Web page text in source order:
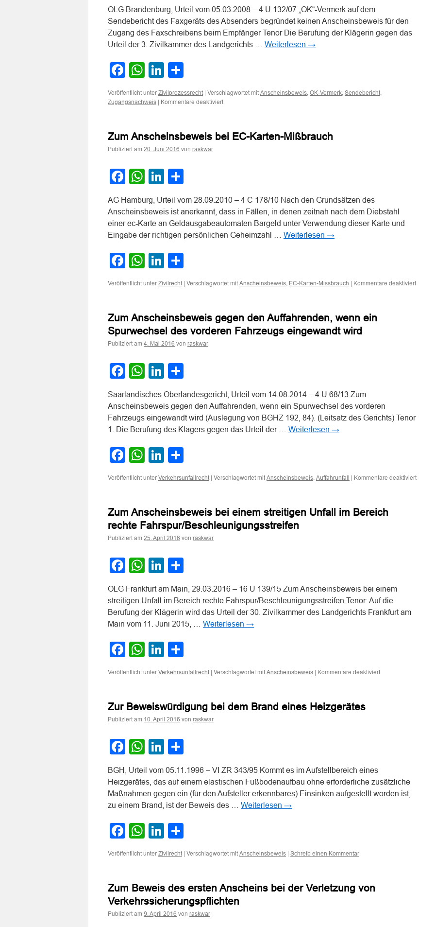
OLG Brandenburg, Urteil vom 05.03.2008 – 4 U 132/07 „OK“-Vermerk auf dem
Sendebericht des Faxgeräts des Absenders begründet keinen Anscheinsbeweis für den
Zugang des Faxschreibens beim Empfänger Tenor Die Berufung der Klägerin gegen das
Urteil der 3. Zivilkammer des Landgerichts … Weiterlesen →
Facebook
WhatsApp
LinkedIn
Veröffentlicht unter Zivilprozessrecht | Verschlagwortet mit Anscheinsbeweis, OK-Vermerk, Sendebericht,
Zugangsnachweis | Kommentare deaktiviertfür
dem
keinen
für
den
Zugang
Zum Anscheinsbeweis bei EC-Karten-Mißbrauch
Publiziert am 20. Juni 2016 von raskwar
Facebook
WhatsApp
LinkedIn
AG Hamburg, Urteil vom 28.09.2010 – 4 C 178/10 Nach den Grundsätzen des
Anscheinsbeweis ist anerkannt, dass in Fällen, in denen zeitnah nach dem Diebstahl
einer ec-Karte an Geldausgabeautomaten Bargeld unter Verwendung dieser Karte und
Eingabe der richtigen persönlichen Geheimzahl … Weiterlesen →
Facebook
WhatsApp
LinkedIn
Veröffentlicht unter Zivilrecht | Verschlagwortet mit Anscheinsbeweis, EC-Karten-Missbrauch | Kommentare deaktiviertfür
Zum Anscheinsbeweis gegen den Auffahrenden, wenn ein
Spurwechsel des vorderen Fahrzeugs eingewandt wird
Publiziert am 4. Mai 2016 von raskwar
Facebook
WhatsApp
LinkedIn
Saarländisches Oberlandesgericht, Urteil vom 14.08.2014 – 4 U 68/13 Zum
Anscheinsbeweis gegen den Auffahrenden, wenn ein Spurwechsel des vorderen
Fahrzeugs eingewandt wird (Auslegung von BGHZ 192, 84). (Leitsatz des Gerichts) Tenor
1. Die Berufung des Klägers gegen das Urteil der … Weiterlesen →
Facebook
WhatsApp
LinkedIn
Veröffentlicht unter Verkehrsunfallrecht | Verschlagwortet mit Anscheinsbeweis, Auffahrunfall | Kommentare deaktiviertfür
Zum Anscheinsbeweis bei einem streitigen Unfall im Bereich
rechte Fahrspur/Beschleunigungsstreifen
Publiziert am 25. April 2016 von raskwar
Facebook
WhatsApp
LinkedIn
OLG Frankfurt am Main, 29.03.2016 – 16 U 139/15 Zum Anscheinsbeweis bei einem
streitigen Unfall im Bereich rechte Fahrspur/Beschleunigungsstreifen Tenor: Auf die
Berufung der Klägerin wird das Urteil der 30. Zivilkammer des Landgerichts Frankfurt am
Main vom 11. Juni 2015, … Weiterlesen →
Facebook
WhatsApp
LinkedIn
Veröffentlicht unter Verkehrsunfallrecht | Verschlagwortet mit Anscheinsbeweis | Kommentare deaktiviertfür
Zur Beweiswürdigung bei dem Brand eines Heizgerätes
Publiziert am 10. April 2016 von raskwar
Facebook
WhatsApp
LinkedIn
BGH, Urteil vom 05.11.1996 – VI ZR 343/95 Kommt es im Aufstellbereich eines
Heizgerätes, das auf einem elastischen Fußbodenaufbau ohne erforderliche zusätzliche
Maßnahmen gegen ein (für den Aufsteller erkennbares) Einsinken aufgestellt worden ist,
zu einem Brand, ist der Beweis des … Weiterlesen →
Facebook
WhatsApp
LinkedIn
Veröffentlicht unter Zivilrecht | Verschlagwortet mit Anscheinsbeweis | Schreib einen Kommentar
Zum Beweis des ersten Anscheins bei der Verletzung von
Verkehrssicherungspflichten
Publiziert am 9. April 2016 von raskwar